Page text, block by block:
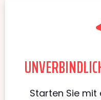
Starten Sie mit